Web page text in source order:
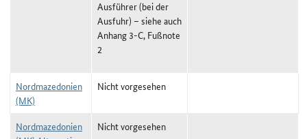
Ausführer (bei der
Ausfuhr) – siehe auch
Anhang 3-C, Fußnote
2
Nordmazedonien
(MK)
Nicht vorgesehen
Nordmazedonien
Nicht vorgesehen